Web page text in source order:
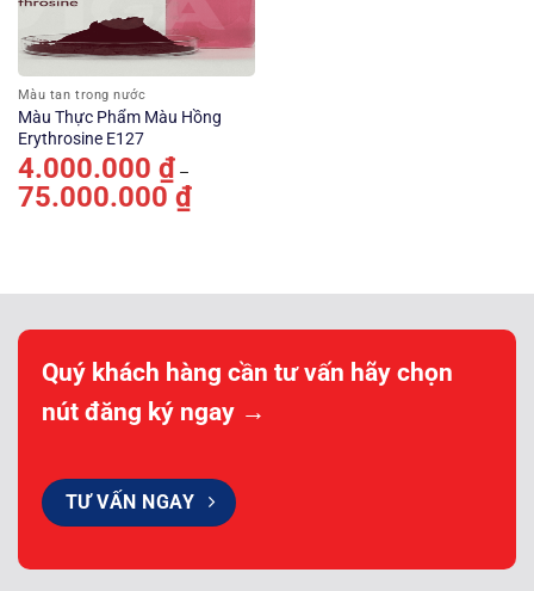
Màu tan trong nước
Màu Thực Phẩm Màu Hồng
Erythrosine E127
4.000.000 ₫ –
75.000.000 ₫Khoảng
giá:
Quý khách hàng cần tư vấn hãy chọn
nút đăng ký ngay →
TƯ VẤN NGAY